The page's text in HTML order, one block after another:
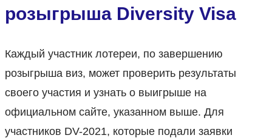
розыгрыша Diversity Visa
Каждый участник лотереи, по завершению
розыгрыша виз, может проверить результаты
своего участия и узнать о выигрыше на
официальном сайте, указанном выше. Для
участников DV-2021, которые подали заявки